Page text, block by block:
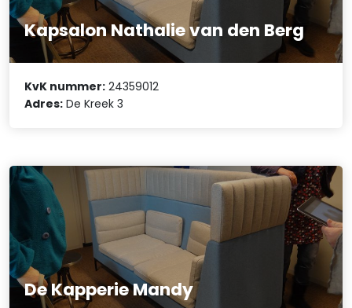
Kapsalon Nathalie van den Berg
KvK nummer: 24359012
Adres: De Kreek 3
De Kapperie Mandy